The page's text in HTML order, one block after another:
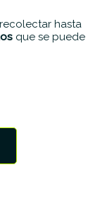
hasta
que se puede